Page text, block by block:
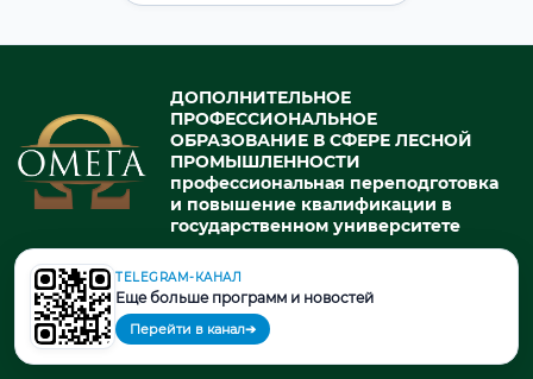
ДОПОЛНИТЕЛЬНОЕ
ПРОФЕССИОНАЛЬНОЕ
ОБРАЗОВАНИЕ В СФЕРЕ ЛЕСНОЙ
ПРОМЫШЛЕННОСТИ
профессиональная переподготовка
и повышение квалификации в
государственном университете
© 2026. При использовании материалов портала активная ссылка
на источник обязательна.
TELEGRAM-КАНАЛ
Еще больше программ и новостей
Перейти в канал➔